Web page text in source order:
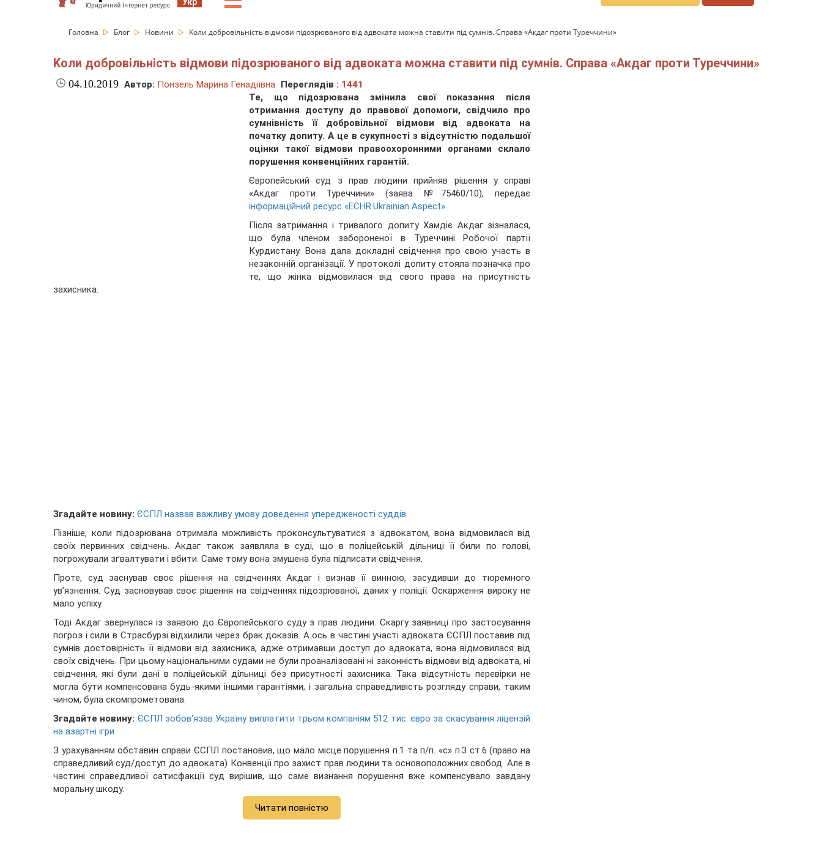
Головна Блог Новини Kоли добровільність відмови підозрюваного від адвоката можна ставити під сумнів. Справа «Акдаг проти Туреччини»
Kоли добровільність відмови підозрюваного від адвоката можна ставити під сумнів. Справа «Акдаг проти Туреччини»
04.10.2019 Автор: Понзель Марина Генадіївна Переглядів : 1441
Те, що підозрювана змінила свої показання після
отримання доступу до правової допомоги, свідчило про
сумнівність її добровільної відмови від адвоката на
початку допиту. А це в сукупності з відсутністю подальшої
оцінки такої відмови правоохоронними органами склало
порушення конвенційних гарантій.
Європейський суд з прав людини прийняв рішення у справі
«Акдаг проти Туреччини» (заява №75460/10), передає
інформаційний ресурс «ECHR.Ukrainian Aspect».
Після затримання і тривалого допиту Хамдіє Акдаг зізналася,
що була членом забороненої в Туреччині Робочої партії
Курдистану. Вона дала докладні свідчення про свою участь в
незаконній організації. У протоколі допиту стояла позначка про
те, що жінка відмовилася від свого права на присутність
захисника.
Згадайте новину: ЄСПЛ назвав важливу умову доведення упередженості суддів
Пізніше, коли підозрювана отримала можливість проконсультуватися з адвокатом, вона відмовилася від
своїх первинних свідчень. Акдаг також заявляла в суді, що в поліцейській дільниці її били по голові,
погрожували зґвалтувати і вбити. Саме тому вона змушена була підписати свідчення.
Проте, суд заснував своє рішення на свідченнях Акдаг і визнав її винною, засудивши до тюремного
ув’язнення. Суд засновував своє рішення на свідченнях підозрюваної, даних у поліції. Оскарження вироку не
мало успіху.
Тоді Акдаг звернулася із заявою до Європейського суду з прав людини. Скаргу заявниці про застосування
погроз і сили в Страсбурзі відхилили через брак доказів. А ось в частині участі адвоката ЄСПЛ поставив під
сумнів достовірність її відмови від захисника, адже отримавши доступ до адвоката, вона відмовилася від
своїх свідчень. При цьому національними судами не були проаналізовані ні законність відмови від адвоката, ні
свідчення, які були дані в поліцейській дільниці без присутності захисника. Така відсутність перевірки не
могла бути компенсована будь-якими іншими гарантіями, і загальна справедливість розгляду справи, таким
чином, була скомпрометована.
Згадайте новину: ЄСПЛ зобов'язав Україну виплатити трьом компаніям 512 тис. євро за скасування ліцензій
на азартні ігри
З урахуванням обставин справи ЄСПЛ постановив, що мало місце порушення п.1 та п/п. «c» п.3 ст.6 (право на
справедливий суд/доступ до адвоката) Конвенції про захист прав людини та основоположних свобод. Але в
частині справедливої сатисфакції суд вирішив, що саме визнання порушення вже компенсувало завдану
моральну шкоду.
Читати повністю